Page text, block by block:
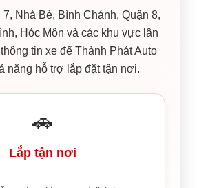
7, Nhà Bè, Bình Chánh, Quận 8,
Hóc Môn và các khu vực lân
tin xe để Thành Phát Auto
năng hỗ trợ lắp đặt tận nơi.
🚗
Lắp tận nơi